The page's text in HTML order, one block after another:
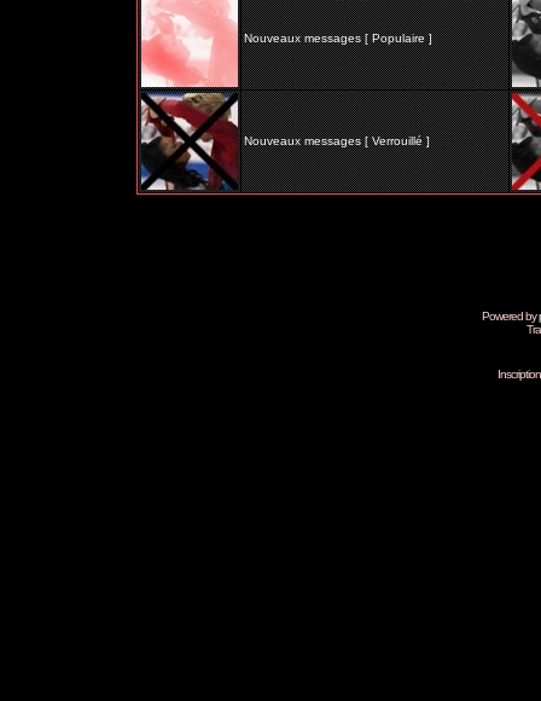
Nouveaux messages [ Populaire ]
Nouveaux messages [ Verrouillé ]
Powered by